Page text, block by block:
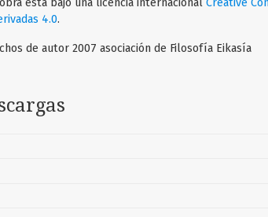
está bajo una licencia internacional Creative
4.0.
de autor 2007 asociación de Filosofía Eikasía